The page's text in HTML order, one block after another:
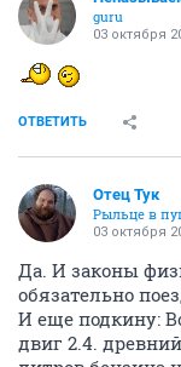
guru
03 октября
ОТВЕТИТЬ
Отец Тук
Рыльце в
03 октября
Да. И законы
обязательно
И еще подкину:
двиг 2.4.